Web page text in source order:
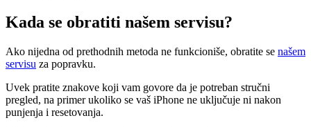
Kada se obratiti našem servisu?
Ako nijedna od prethodnih metoda ne funkcioniše, obratite se našem
servisu za popravku.
Uvek pratite znakove koji vam govore da je potreban stručni
pregled, na primer ukoliko se vaš iPhone ne uključuje ni nakon
punjenja i resetovanja.